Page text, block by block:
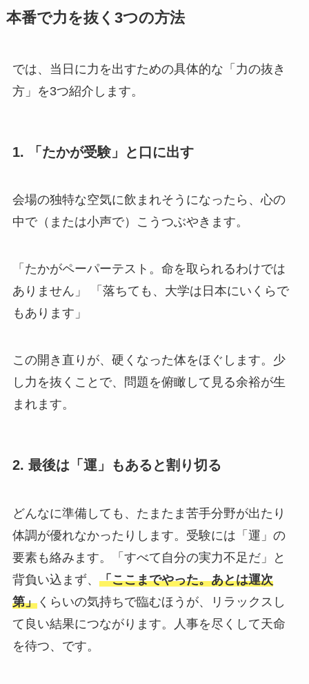
本番で力を抜く3つの方法
では、当日に力を出すための具体的な「力の抜き
方」を3つ紹介します。
1. 「たかが受験」と口に出す
会場の独特な空気に飲まれそうになったら、心の
中で（または小声で）こうつぶやきます。
「たかがペーパーテスト。命を取られるわけでは
ありません」 「落ちても、大学は日本にいくらで
もあります」
この開き直りが、硬くなった体をほぐします。少
し力を抜くことで、問題を俯瞰して見る余裕が生
まれます。
2. 最後は「運」もあると割り切る
どんなに準備しても、たまたま苦手分野が出たり
体調が優れなかったりします。受験には「運」の
要素も絡みます。「すべて自分の実力不足だ」と
背負い込まず、 「ここまでやった。あとは運次
第」くらいの気持ちで臨むほうが、リラックスし
て良い結果につながります。人事を尽くして天命
を待つ、です。